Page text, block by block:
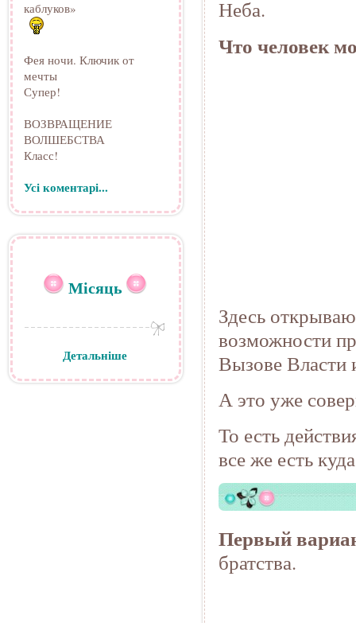
Неба.
Что человек
Здесь
возможности
Вызове Власти
А это уже
То есть
все же есть
Первый
братства.
каблуков»
Фея ночи. Ключик от
мечты
Супер!
ВОЗВРАЩЕНИЕ
ВОЛШЕБСТВА
Класс!
Усі коментарі...
Місяць
Детальніше